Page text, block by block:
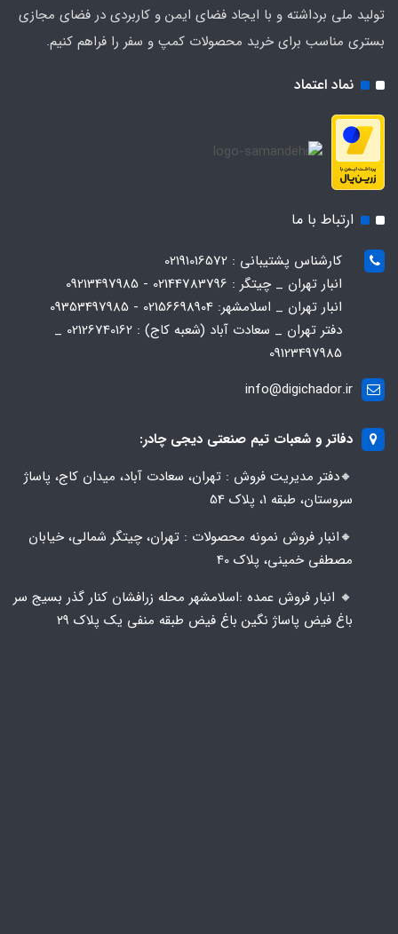
نماد اعتماد
تولید ملی برداشته و با ایجاد فضای ایمن و کاربردی در فضای مجازی
بستری مناسب برای خرید محصولات کمپ و سفر را فراهم کنیم.
ارتباط با ما
کارشناس پشتیبانی : 02191016572
انبار تهران _ چیتگر : 02144783796 - 09213497985
انبار تهران _ اسلامشهر: 02156698904 - 09353497985
دفتر تهران _ سعادت آباد (شعبه کاج) : 02126740162 _
09123497985
info@digichador.ir
دفاتر و شعبات تیم صنعتی دیجی چادر:
🔸️​​دفتر مدیریت فروش : تهران، سعادت آباد، میدان کاج، پاساژ
سروستان، طبقه 1، پلاک 54
🔸️​​انبار فروش نمونه محصولات : تهران، چیتگر شمالی، خیابان
مصطفی خمینی، پلاک 40
🔸️ انبار فروش عمده :اسلامشهر محله زرافشان کنار گذر بسیج سر
باغ فیض پاساژ نگین باغ فیض طبقه منفی یک پلاک ۲۹